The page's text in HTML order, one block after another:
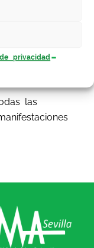
privacidad
día de hoy
las